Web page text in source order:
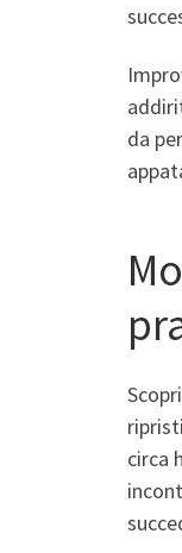
da
circa